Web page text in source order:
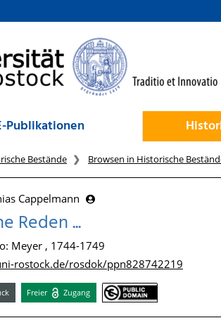
Publikationen
Bestände Browsen in Historische
Cappelmann
Reden ...
Meyer , 1744-1749
rostock.de/rosdok/ppn828742219
Freier Zugang